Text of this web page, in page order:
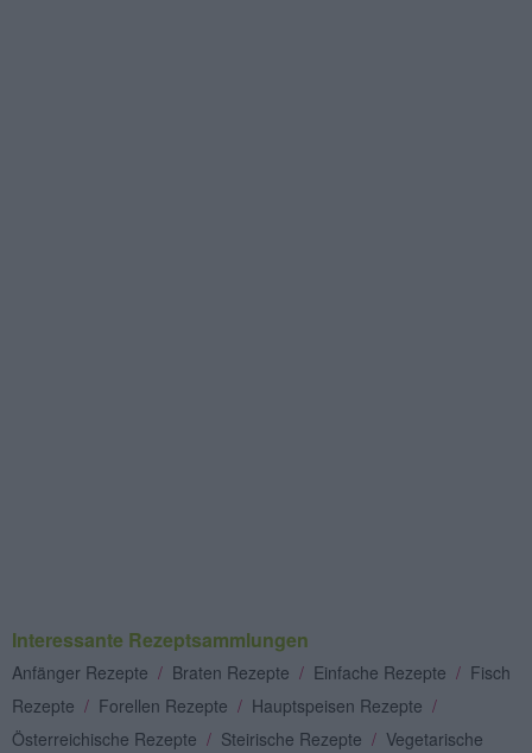
Interessante Rezeptsammlungen
Anfänger Rezepte / Braten Rezepte / Einfache Rezepte / Fisch
Rezepte / Forellen Rezepte / Hauptspeisen Rezepte /
Österreichische Rezepte / Steirische Rezepte / Vegetarische